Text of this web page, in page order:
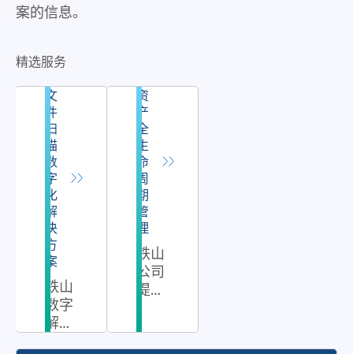
案的信息。
精选服务
文
件
扫
描
数
字
化
解
决
方
案
铁山
数字
解决
资
产
全
生
命
周
期
管
理
铁山
公司
提供
命周